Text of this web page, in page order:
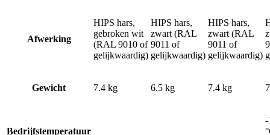
Afwerking
HIPS hars,
gebroken wit
(RAL 9010 of
gelijkwaardig)
HIPS hars,
zwart (RAL
9011 of
gelijkwaardig)
HIPS hars,
zwart (RAL
9011 of
gelijkwaardig)
Gewicht 7.4 kg 6.5 kg 7.4 kg
Bedrijfstemperatuur
-